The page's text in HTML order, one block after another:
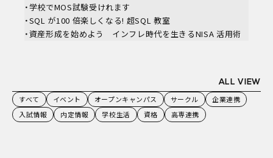
・学校でMOS試験受けれます
・SQL が100 倍楽しくなる! 超SQL 教室
・資産形成を始めよう インフレ時代を生きるNISA 活用術
ALL VIEW
すべて イベント オープンキャンパス サークル
企業連携
入試情報
内定情報 学校生活 資格 高専連携